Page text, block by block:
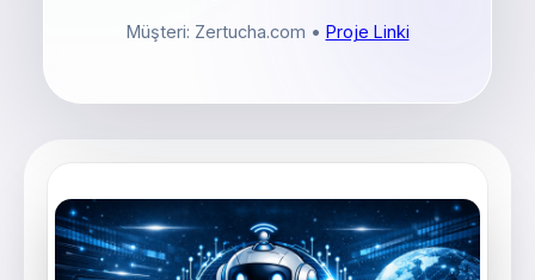
Müşteri: Zertucha.com • Proje Linki